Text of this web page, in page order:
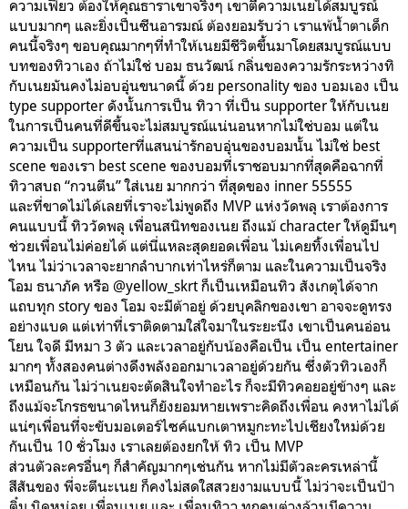
ความเฟี้ยว ต้องให้คุณธาราเขาจริงๆ เขาตีความเนยได้สมบูรณ์
แบบมากๆ และยิ่งเป็นซีนอารมณ์ ต้องยอมรับว่า เราแพ้น้ำตาเด็ก
คนนี้จริงๆ ขอบคุณมากๆที่ทำให้เนยมีชีวิตขึ้นมาโดยสมบูรณ์แบบ
บทของทิวาเอง ถ้าไม่ใช่ บอม ธนวัฒน์ กลิ่นของความรักระหว่างทิ
กับเนยมันคงไม่อบอุ่นขนาดนี้ ด้วย personality ของ บอมเอง เป็น
type supporter ดังนั้นการเป็น ทิวา ที่เป็น supporter ให้กับเนย
ในการเป็นคนที่ดีขึ้นจะไม่สมบูรณ์แน่นอนหากไม่ใช่บอม แต่ใน
ความเป็น supporterที่แสนน่ารักอบอุ่นของบอมนั้น ไม่ใช่ best
scene ของเรา best scene ของบอมที่เราชอบมากที่สุดคือฉากที่
ทิวาสบถ “กวนตีน” ใส่เนย มากกว่า ที่สุดของ inner 55555
และที่ขาดไม่ได้เลยที่เราจะไม่พูดถึง MVP แห่งวัดพลุ เราต้องการ
คนแบบนี้ ทิววัดพลุ เพื่อนสนิทของเนย ถึงแม้ character ให้ดูมึนๆ
ช่วยเพื่อนไม่ค่อยได้ แต่นี่แหละสุดยอดเพื่อน ไม่เคยทิ้งเพื่อนไป
ไหน ไม่ว่าเวลาจะยากลำบากเท่าไหร่ก็ตาม และในความเป็นจริง
โอม ธนาภัค หรือ @yellow_skrt ก็เป็นเหมือนทิว สังเกตุได้จาก
แถบทุก story ของ โอม จะมีต้าอยู่ ด้วยบุคลิกของเขา อาจจะดูทรง
อย่างแบด แต่เท่าที่เราติดตามใส่ใจมาในระยะนึง เขาเป็นคนอ่อน
โยน ใจดี มีหมา 3 ตัว และเวลาอยู่กับน้องคือเป็น เป็น entertainer
มากๆ ทั้งสองคนต่างดึงพลังออกมาเวลาอยู่ด้วยกัน ซึ่งตัวทิวเองก็
เหมือนกัน ไม่ว่าเนยจะตัดสินใจทำอะไร ก็จะมีทิวคอยอยู่ข้างๆ และ
ถึงแม้จะโกรธขนาดไหนก็ยังยอมหายเพราะคิดถึงเพื่อน คงหาไม่ได้
แน่ๆเพื่อนที่จะขับมอเตอร์ไซค์แบกเตาหมูกะทะไปเชียงใหม่ด้วย
กันเป็น 10 ชั่วโมง เราเลยต้องยกให้ ทิว เป็น MVP
ส่วนตัวละครอื่นๆ ก็สำคัญมากๆเช่นกัน หากไม่มีตัวละครเหล่านี้
สีสันของ พี่จะตีนะเนย ก็คงไม่สดใสสวยงามแบบนี้ ไม่ว่าจะเป็นป้า